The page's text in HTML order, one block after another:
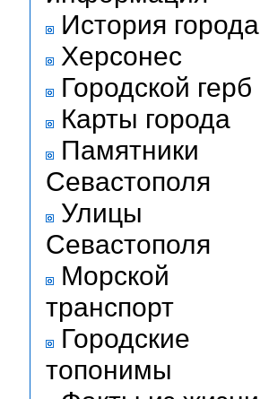
История города
Херсонес
Городской герб
Карты города
Памятники
Севастополя
Улицы
Севастополя
Морской
транспорт
Городские
топонимы